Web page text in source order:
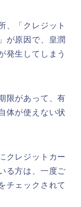
、「クレジット
が原因で、皇潤
発生してしまう
限があって、有
体が使えない状
クレジットカー
る方は、一度ご
チェックされて